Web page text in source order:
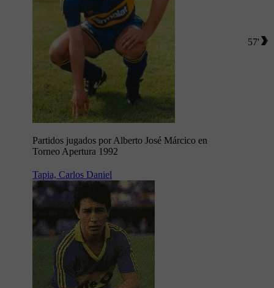
Partidos jugados por Alberto José Márcico en
Torneo Apertura 1992
57'
Tapia, Carlos Daniel